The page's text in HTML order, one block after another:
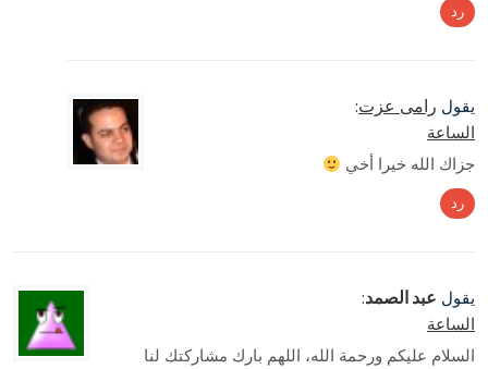
رد
يقول رامى عزت:
الساعة
جزاك الله خيرا أخي
رد
يقول عبد الصمد:
الساعة
السلام عليكم ورحمة الله، اللهم بارك مشاركتك لنا